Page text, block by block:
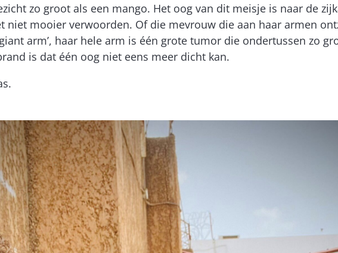
zo groot als een mango. Het oog van dit meisje is naar de
niet mooier verwoorden. Of die mevrouw die aan haar armen
arm’, haar hele arm is één grote tumor die ondertussen zo
is dat één oog niet eens meer dicht kan.